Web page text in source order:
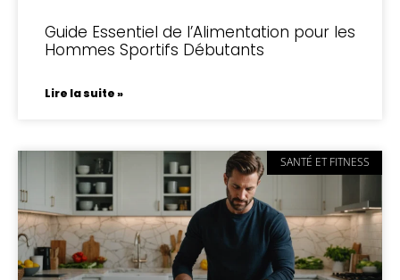
Guide Essentiel de l’Alimentation pour les
Hommes Sportifs Débutants
Lire la suite »
SANTÉ ET FITNESS